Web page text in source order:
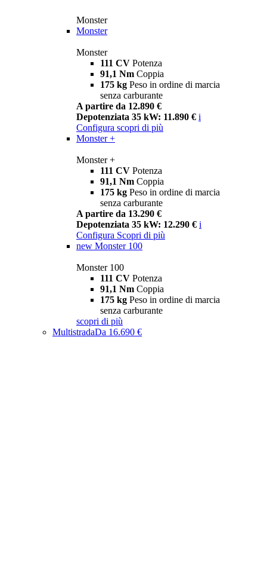
Monster
Monster
Monster
111 CV Potenza
91,1 Nm Coppia
175 kg Peso in ordine di marcia
senza carburante
A partire da 12.890 €
Depotenziata 35 kW: 11.890 € i
Configura scopri di più
Monster +
Monster +
111 CV Potenza
91,1 Nm Coppia
175 kg Peso in ordine di marcia
senza carburante
A partire da 13.290 €
Depotenziata 35 kW: 12.290 € i
Configura Scopri di più
new Monster 100
Monster 100
111 CV Potenza
91,1 Nm Coppia
175 kg Peso in ordine di marcia
senza carburante
scopri di più
MultistradaDa 16.690 €